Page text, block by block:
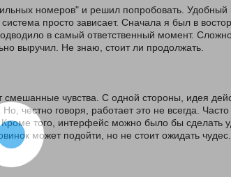
номеров" и решил попробовать.
просто зависает. Сначала я был в
в самый ответственный момент.
выручил. Не знаю, стоит ли продолжать.
чувства. С одной стороны, идея
честно говоря, работает это не всегда.
того, интерфейс можно было бы сделать
может подойти, но не стоит ожидать чудес.